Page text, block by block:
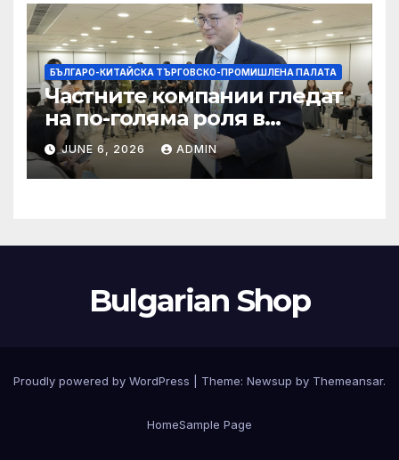
БЪЛГАРО-КИТАЙСКА ТЪРГОВСКО-ПРОМИШЛЕНА ПАЛАТА
Частните компании гледат
на по-голяма роля в
стратегическата
енергетика
JUNE 6, 2026 ADMIN
Bulgarian Shop
Proudly powered by WordPress Theme: Newsup by Themeansar.
HomeSample Page